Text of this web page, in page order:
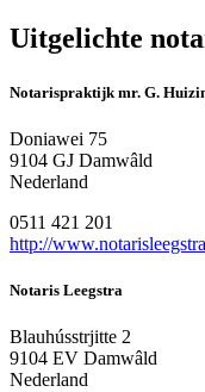
Uitgelichte
Notarispraktijk mr. G.
Doniawei 75
9104 GJ Damwâld
Nederland
0511 421 201
http://
Notaris Leegstra
Blauhússtrjitte 2
9104 EV Damwâld
Nederland